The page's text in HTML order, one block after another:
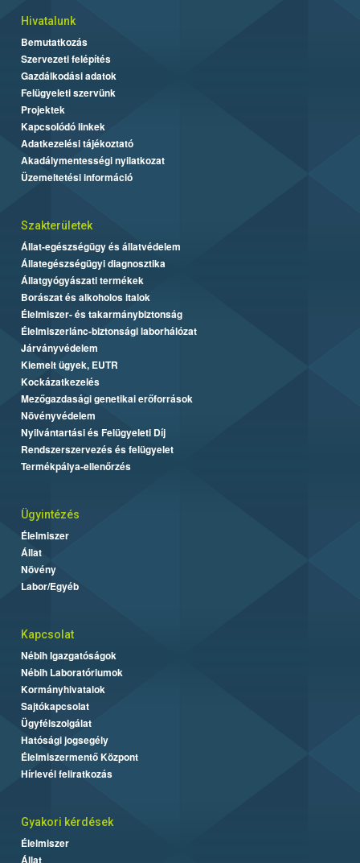
Hivatalunk
Bemutatkozás
Szervezeti felépítés
Gazdálkodási adatok
Felügyeleti szervünk
Projektek
Kapcsolódó linkek
Adatkezelési tájékoztató
Akadálymentességi nyilatkozat
Üzemeltetési információ
Szakterületek
Állat-egészségügy és állatvédelem
Állategészségügyi diagnosztika
Állatgyógyászati termékek
Borászat és alkoholos italok
Élelmiszer- és takarmánybiztonság
Élelmiszerlánc-biztonsági laborhálózat
Járványvédelem
Kiemelt ügyek, EUTR
Kockázatkezelés
Mezőgazdasági genetikai erőforrások
Növényvédelem
Nyilvántartási és Felügyeleti Díj
Rendszerszervezés és felügyelet
Termékpálya-ellenőrzés
Ügyintézés
Élelmiszer
Állat
Növény
Labor/Egyéb
Kapcsolat
Nébih Igazgatóságok
Nébih Laboratóriumok
Kormányhivatalok
Sajtókapcsolat
Ügyfélszolgálat
Hatósági jogsegély
Élelmiszermentő Központ
Hírlevél feliratkozás
Gyakori kérdések
Élelmiszer
Állat